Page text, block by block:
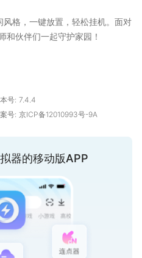
风格，一键放置，轻松挂机。面对
和伙伴们一起守护家园！
号: 7.4.4
号: 京ICP备12010993号-9A
器的移动版APP